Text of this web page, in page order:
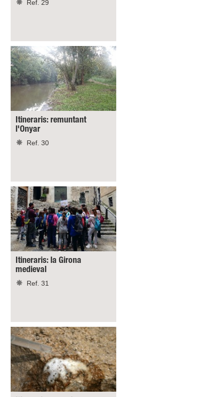
Ref. 29
Itineraris: remuntant
l'Onyar
Ref. 30
Itineraris: la Girona
medieval
Ref. 31